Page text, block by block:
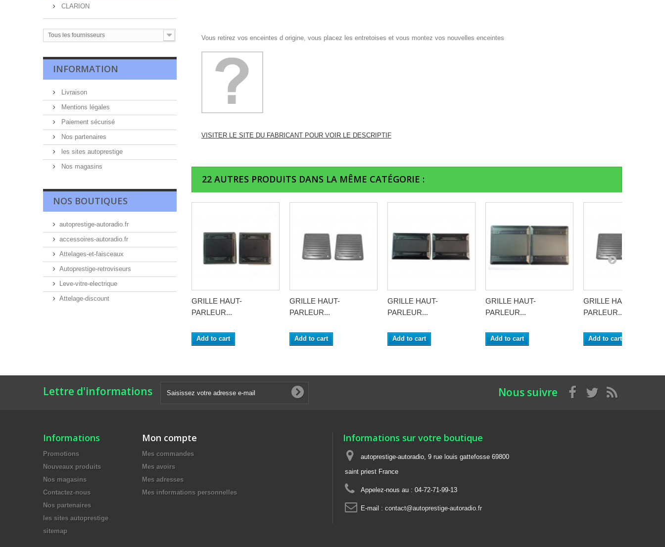
CLARION
Tous les fournisseurs
INFORMATION
Livraison
Mentions légales
Paiement sécurisé
Nos partenaires
les sites autoprestige
Nos magasins
NOS BOUTIQUES
autoprestige-autoradio.fr
accessoires-autoradio.fr
Attelages-et-faisceaux
Autoprestige-retroviseurs
Leve-vitre-electrique
Attelage-discount
Vous retirez vos enceintes d origine, vous placez les entretoises et vous montez vos nouvelles enceintes
VISITER LE SITE DU FABRICANT POUR VOIR LE DESCRIPTIF
22 AUTRES PRODUITS DANS LA MÊME CATÉGORIE :
GRILLE HAUT-
PARLEUR...
Add to cart
GRILLE HAUT-
PARLEUR...
Add to cart
GRILLE HAUT-
PARLEUR...
Add to cart
GRILLE HAUT-
PARLEUR...
Add to cart
GRILLE HAUT-
PARLEUR...
Add to cart
Lettre d'informations Nous suivre
Informations
Promotions
Nouveaux produits
Nos magasins
Contactez-nous
Nos partenaires
les sites autoprestige
sitemap
Mon compte
Mes commandes
Mes avoirs
Mes adresses
Mes informations personnelles
Informations sur votre boutique
autoprestige-autoradio, 9 rue louis gattefosse 69800
saint priest France
Appelez-nous au : 04-72-71-99-13
E-mail : contact@autoprestige-autoradio.fr